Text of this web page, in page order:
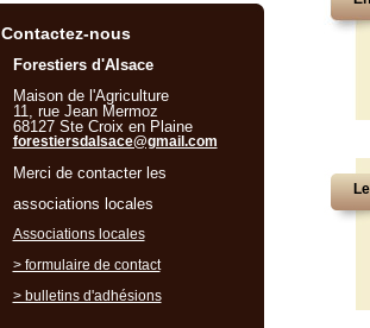
Contactez-nous
Forestiers d'Alsace
Maison de l'Agriculture
11, rue Jean Mermoz
68127 Ste Croix en Plaine
forestiersdalsace@gmail.com
Merci de contacter les
associations locales
Associations locales
> formulaire de contact
> bulletins d'adhésions